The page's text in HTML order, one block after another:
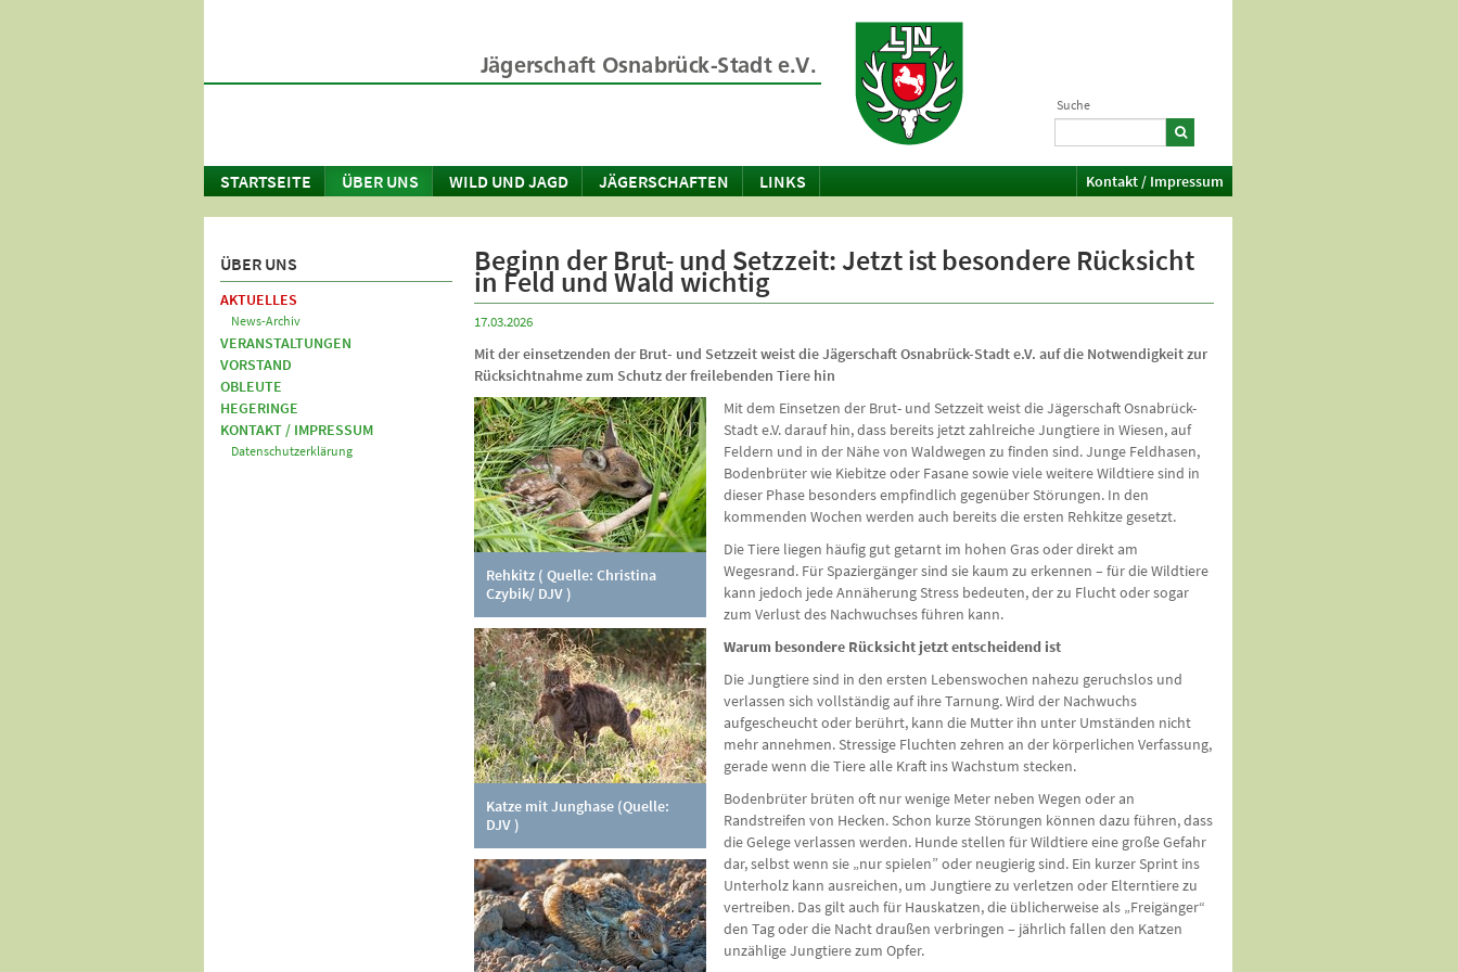
Suche
STARTSEITE ÜBER UNS WILD UND JAGD JÄGERSCHAFTEN LINKS Kontakt / Impressum
ÜBER UNS
AKTUELLES
News-Archiv
VERANSTALTUNGEN
VORSTAND
OBLEUTE
HEGERINGE
KONTAKT / IMPRESSUM
Datenschutzerklärung
Beginn der Brut- und Setzzeit: Jetzt ist besondere Rücksicht
in Feld und Wald wichtig
17.03.2026
Mit der einsetzenden der Brut- und Setzzeit weist die Jägerschaft Osnabrück-Stadt e.V. auf die Notwendigkeit zur
Rücksichtnahme zum Schutz der freilebenden Tiere hin
Rehkitz ( Quelle: Christina
Czybik/ DJV )
Katze mit Junghase (Quelle:
DJV )
Mit dem Einsetzen der Brut- und Setzzeit weist die Jägerschaft Osnabrück-
Stadt e.V. darauf hin, dass bereits jetzt zahlreiche Jungtiere in Wiesen, auf
Feldern und in der Nähe von Waldwegen zu finden sind. Junge Feldhasen,
Bodenbrüter wie Kiebitze oder Fasane sowie viele weitere Wildtiere sind in
dieser Phase besonders empfindlich gegenüber Störungen. In den
kommenden Wochen werden auch bereits die ersten Rehkitze gesetzt.
Die Tiere liegen häufig gut getarnt im hohen Gras oder direkt am
Wegesrand. Für Spaziergänger sind sie kaum zu erkennen – für die Wildtiere
kann jedoch jede Annäherung Stress bedeuten, der zu Flucht oder sogar
zum Verlust des Nachwuchses führen kann.
Warum besondere Rücksicht jetzt entscheidend ist
Die Jungtiere sind in den ersten Lebenswochen nahezu geruchslos und
verlassen sich vollständig auf ihre Tarnung. Wird der Nachwuchs
aufgescheucht oder berührt, kann die Mutter ihn unter Umständen nicht
mehr annehmen. Stressige Fluchten zehren an der körperlichen Verfassung,
gerade wenn die Tiere alle Kraft ins Wachstum stecken.
Bodenbrüter brüten oft nur wenige Meter neben Wegen oder an
Randstreifen von Hecken. Schon kurze Störungen können dazu führen, dass
die Gelege verlassen werden. Hunde stellen für Wildtiere eine große Gefahr
dar, selbst wenn sie „nur spielen” oder neugierig sind. Ein kurzer Sprint ins
Unterholz kann ausreichen, um Jungtiere zu verletzen oder Elterntiere zu
vertreiben. Das gilt auch für Hauskatzen, die üblicherweise als „Freigänger“
den Tag oder die Nacht draußen verbringen – jährlich fallen den Katzen
unzählige Jungtiere zum Opfer.